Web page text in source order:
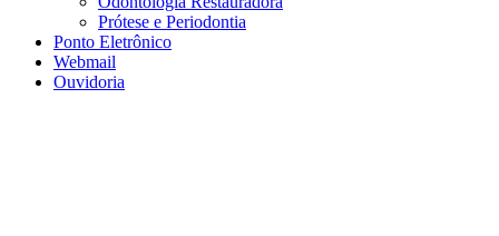
Prótese e Periodontia
Ponto Eletrônico
Webmail
Ouvidoria